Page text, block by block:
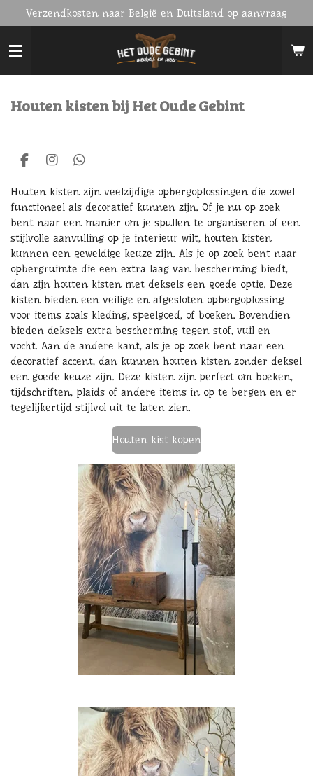
direct
naar
de
hoofdinhoud
Verzendkosten naar België en Duitsland op aanvraag
Houten kisten bij Het Oude Gebint
F
c
e
o
o
k
I
s
t
g
r
a
m
W
a
t
A
p
p
Houten kisten zijn veelzijdige opbergoplossingen die zowel
functioneel als decoratief kunnen zijn. Of je nu op zoek
bent naar een manier om je spullen te organiseren of een
stijlvolle aanvulling op je interieur wilt, houten kisten
kunnen een geweldige keuze zijn. Als je op zoek bent naar
opbergruimte die een extra laag van bescherming biedt,
dan zijn houten kisten met deksels een goede optie. Deze
kisten bieden een veilige en afgesloten opbergoplossing
voor items zoals kleding, speelgoed, of boeken. Bovendien
bieden deksels extra bescherming tegen stof, vuil en
vocht. Aan de andere kant, als je op zoek bent naar een
decoratief accent, dan kunnen houten kisten zonder deksel
een goede keuze zijn. Deze kisten zijn perfect om boeken,
tijdschriften, plaids of andere items in op te bergen en er
tegelijkertijd stijlvol uit te laten zien.
Houten kist kopen